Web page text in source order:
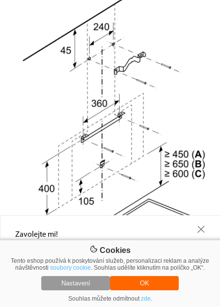
Cookies
Tento eshop používá k poskytování služeb, personalizaci reklam a analýze
návštěvnosti soubory cookie. Souhlas udělíte kliknutím na políčko „OK“.
Nastavení OK
Souhlas můžete odmítnoutzde.
Výši slevy vám sdělíme do 60 minut.
Zavolejte mi! +
Napište nám telefonní číslo a ozveme se Vám, co nejdříve, jakou slevu
Vám můžeme nabídnout